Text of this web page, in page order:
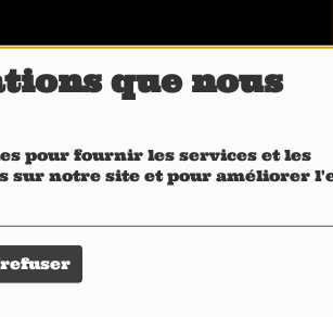
que nous
pour fournir les services et les
sur notre site et pour améliorer